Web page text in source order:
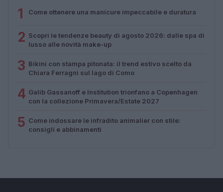
1 Come ottenere una manicure impeccabile e duratura
2 Scopri le tendenze beauty di agosto 2026: dalle spa di
lusso alle novità make-up
3 Bikini con stampa pitonata: il trend estivo scelto da
Chiara Ferragni sul lago di Como
4 Galib Gassanoff e Institution trionfano a Copenhagen
con la collezione Primavera/Estate 2027
5 Come indossare le infradito animalier con stile:
consigli e abbinamenti